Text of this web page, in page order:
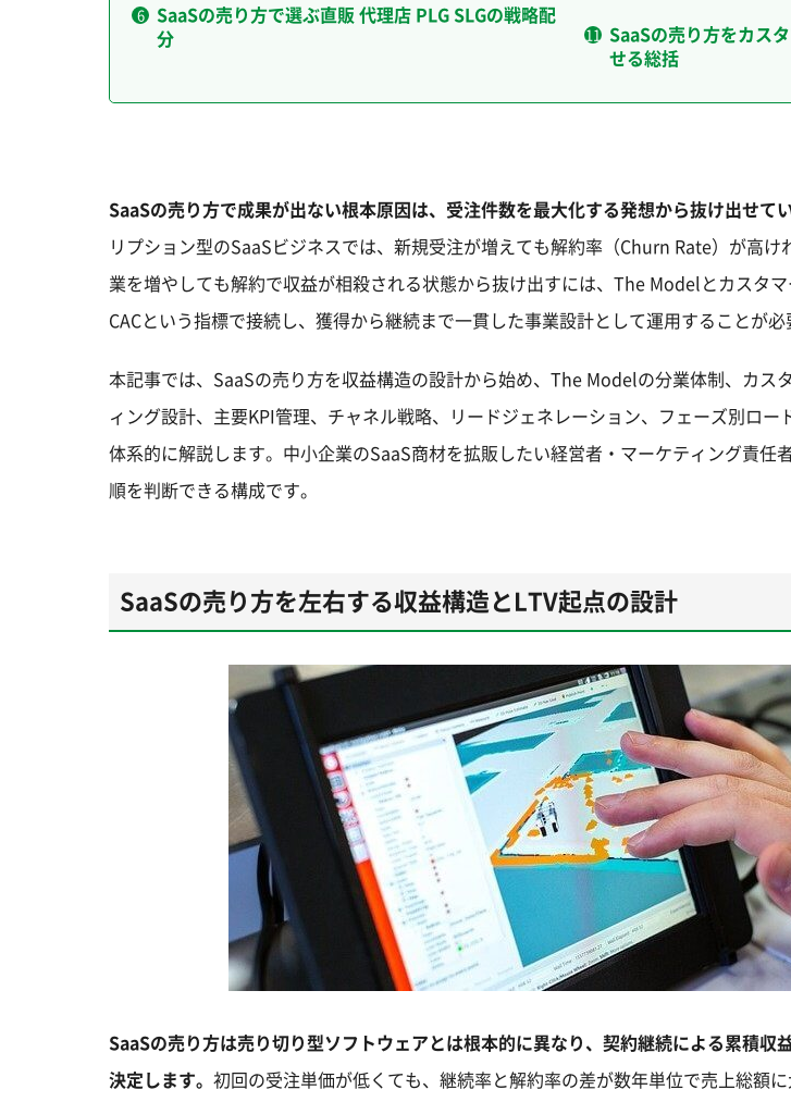
SaaSの売り方で選ぶ直販 代理店 PLG SLGの戦略配
分
SaaSの売り方をカス
せる総括
SaaSの売り方で成果が出ない根本原因は、受注件数を最大化する発想から抜け出せて
リプション型のSaaSビジネスでは、新規受注が増えても解約率（Churn Rate）が高
業を増やしても解約で収益が相殺される状態から抜け出すには、The Modelとカスタマ
CACという指標で接続し、獲得から継続まで一貫した事業設計として運用することが必
本記事では、SaaSの売り方を収益構造の設計から始め、The Modelの分業体制、カス
ィング設計、主要KPI管理、チャネル戦略、リードジェネレーション、フェーズ別ロー
体系的に解説します。中小企業のSaaS商材を拡販したい経営者・マーケティング責任
順を判断できる構成です。
SaaSの売り方を左右する収益構造とLTV起点の設計
SaaSの売り方は売り切り型ソフトウェアとは根本的に異なり、契約継続による累積収
決定します。 初回の受注単価が低くても、継続率と解約率の差が数年単位で売上総額